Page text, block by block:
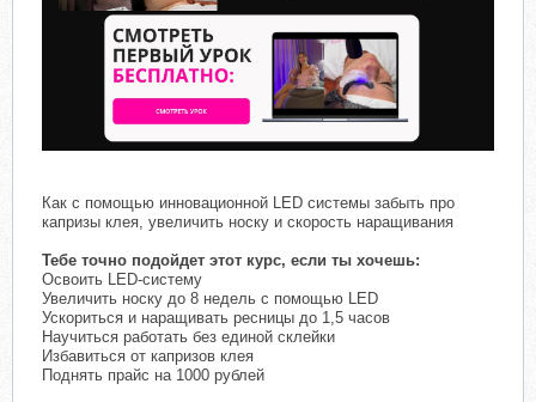
Как с помощью инновационной LED системы забыть про
капризы клея, увеличить носку и скорость наращивания
Тебе точно подойдет этот курс, если ты хочешь:
Освоить LED-систему
Увеличить носку до 8 недель с помощью LED
Ускориться и наращивать ресницы до 1,5 часов
Научиться работать без единой склейки
Избавиться от капризов клея
Поднять прайс на 1000 рублей